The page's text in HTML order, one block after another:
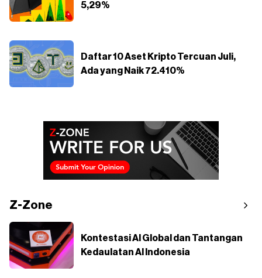
5,29%
Daftar 10 Aset Kripto Tercuan Juli,
Ada yang Naik 72.410%
Z-Zone
Kontestasi AI Global dan Tantangan
Kedaulatan AI Indonesia